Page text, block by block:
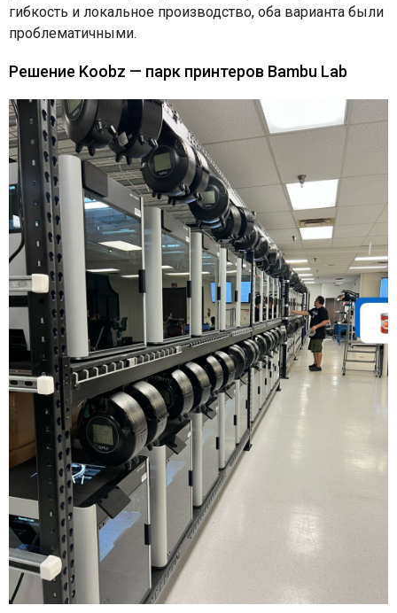
гибкость и локальное производство, оба варианта были
проблематичными.
Решение Koobz — парк принтеров Bambu Lab